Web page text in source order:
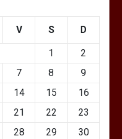
V S D
1
2
7 8
9
14 15
16
21 22
23
28 29
30